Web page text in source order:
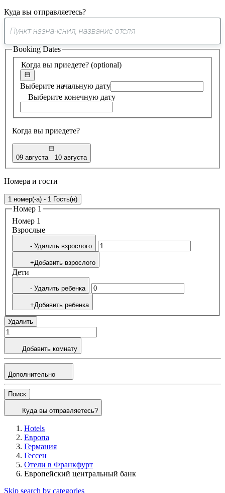
Куда вы отправляетесь?
0
предложение
найдено
Когда вы приедете? (optional)
Выберите начальную дату
Выберите конечную дату
Когда вы приедете?
09 августа 10 августа
Booking Dates
Номера и гости
1 номер(-а) - 1 Гость(и)
Номер 1
Номер 1
Bзрослые
- Удалить взрослого
+Добавить взрослого
Дети
- Удалить ребенка
+Добавить ребенка
Удалить
Добавить комнату
Дополнительно
Поиск
Куда вы отправляетесь?
Hotels
Европа
Германия
Гессен
Отели в Франкфурт
Европейский центральный банк
Skip search by categories